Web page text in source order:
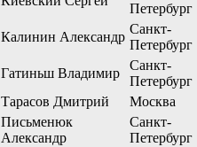
Петербург
Калинин Александр
Санкт-
Петербург
Гатиньш Владимир
Санкт-
Петербург
Тарасов Дмитрий
Москва
Письменюк
Александр
Санкт-
Петербург